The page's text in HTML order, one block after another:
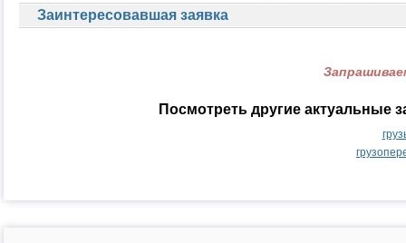
Заинтересовавшая заявка
Посмотреть другие актуальные